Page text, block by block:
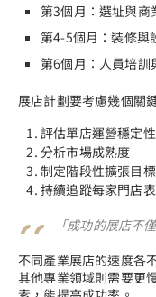
第3個月：選址與商
第4-5個月：裝修與
第6個月：人員培訓
展店計劃要考慮幾個關
評估單店運營穩定性
分析市場成熟度
制定階段性擴張目標
持續追蹤每家門店
「成功的展店不
不同產業展店的速度各
其他專業領域則需要更